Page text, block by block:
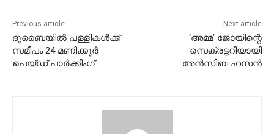
Previous article
ദുബൈയില്‍ പള്ളികള്‍ക്ക്
സമീപം 24 മണിക്കൂര്‍
പെയ്ഡ് പാര്‍ക്കിംഗ്‌
Next article
‘അമ്മ’ ജോയിന്റെ
സെക്രട്ടറിയായി
അന്‍സിബ ഹസന്‍